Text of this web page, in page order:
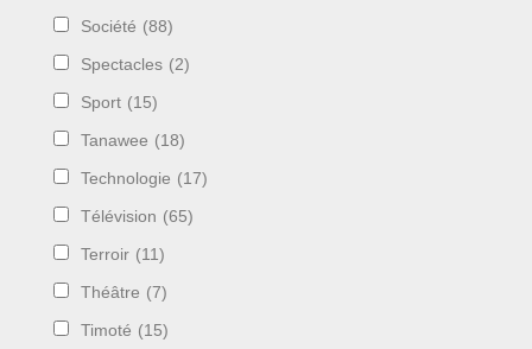
Société (88)
Spectacles (2)
Sport (15)
Tanawee (18)
Technologie (17)
Télévision (65)
Terroir (11)
Théâtre (7)
Timoté (15)